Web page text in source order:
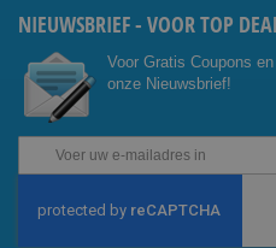
NIEUWSBRIEF - VOOR TOP
Voor Gratis Coupons
onze Nieuwsbrief!
Abonneer
onze